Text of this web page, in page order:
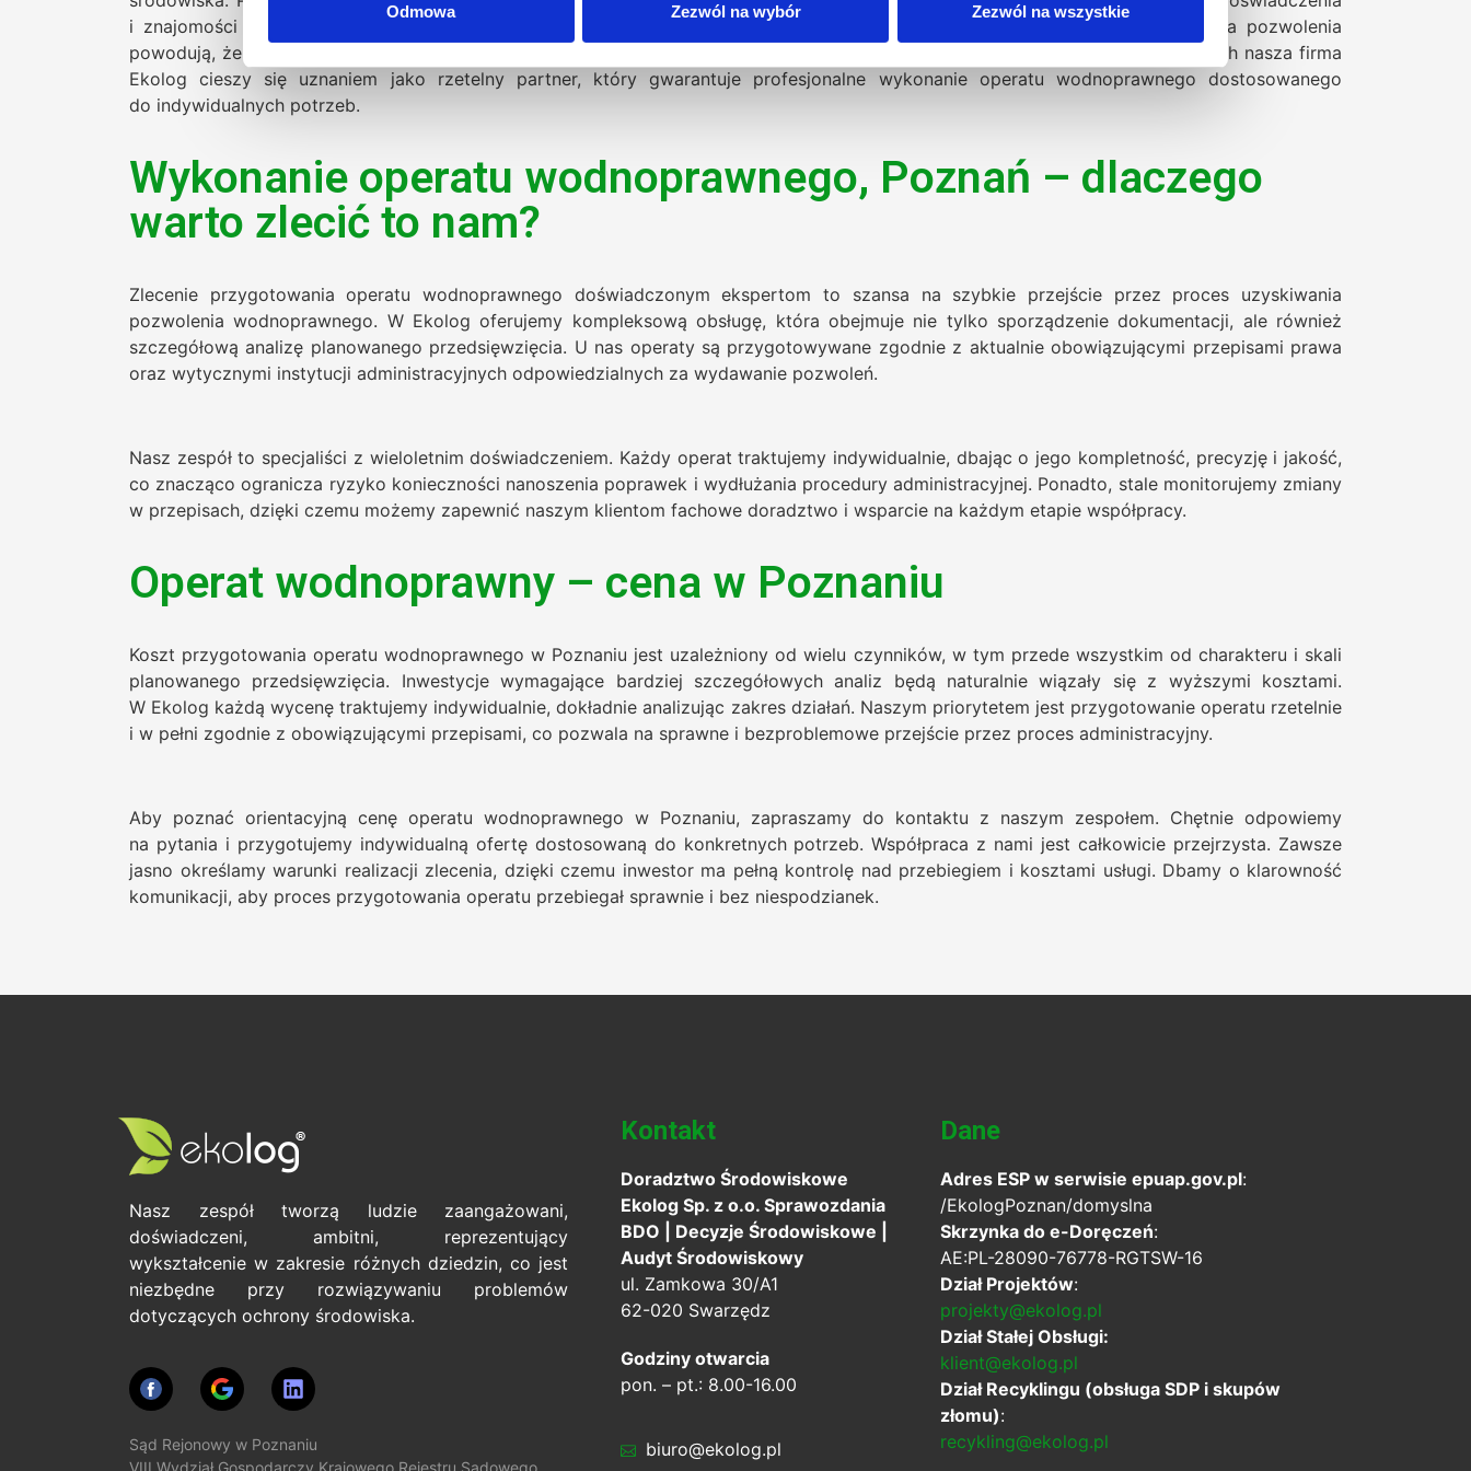
Odmowa Zezwól na wybór Zezwól na wszystkie
i znajomości obowiązujących przepisów. Złożoność procedury oraz ryzyko popełnienia błędów skutkujących odmową wydania pozwolenia
powodują, że coraz więcej inwestorów decyduje się na powierzenie tego zadania specjalistycznym firmom. W Poznaniu i okolicach nasza firma
Ekolog cieszy się uznaniem jako rzetelny partner, który gwarantuje profesjonalne wykonanie operatu wodnoprawnego dostosowanego
do indywidualnych potrzeb.
Wykonanie operatu wodnoprawnego, Poznań – dlaczego
warto zlecić to nam?
Zlecenie przygotowania operatu wodnoprawnego doświadczonym ekspertom to szansa na szybkie przejście przez proces uzyskiwania
pozwolenia wodnoprawnego. W Ekolog oferujemy kompleksową obsługę, która obejmuje nie tylko sporządzenie dokumentacji, ale również
szczegółową analizę planowanego przedsięwzięcia. U nas operaty są przygotowywane zgodnie z aktualnie obowiązującymi przepisami prawa
oraz wytycznymi instytucji administracyjnych odpowiedzialnych za wydawanie pozwoleń.
Nasz zespół to specjaliści z wieloletnim doświadczeniem. Każdy operat traktujemy indywidualnie, dbając o jego kompletność, precyzję i jakość,
co znacząco ogranicza ryzyko konieczności nanoszenia poprawek i wydłużania procedury administracyjnej. Ponadto, stale monitorujemy zmiany
w przepisach, dzięki czemu możemy zapewnić naszym klientom fachowe doradztwo i wsparcie na każdym etapie współpracy.
Operat wodnoprawny – cena w Poznaniu
Koszt przygotowania operatu wodnoprawnego w Poznaniu jest uzależniony od wielu czynników, w tym przede wszystkim od charakteru i skali
planowanego przedsięwzięcia. Inwestycje wymagające bardziej szczegółowych analiz będą naturalnie wiązały się z wyższymi kosztami.
W Ekolog każdą wycenę traktujemy indywidualnie, dokładnie analizując zakres działań. Naszym priorytetem jest przygotowanie operatu rzetelnie
i w pełni zgodnie z obowiązującymi przepisami, co pozwala na sprawne i bezproblemowe przejście przez proces administracyjny.
Aby poznać orientacyjną cenę operatu wodnoprawnego w Poznaniu, zapraszamy do kontaktu z naszym zespołem. Chętnie odpowiemy
na pytania i przygotujemy indywidualną ofertę dostosowaną do konkretnych potrzeb. Współpraca z nami jest całkowicie przejrzysta. Zawsze
jasno określamy warunki realizacji zlecenia, dzięki czemu inwestor ma pełną kontrolę nad przebiegiem i kosztami usługi. Dbamy o klarowność
komunikacji, aby proces przygotowania operatu przebiegał sprawnie i bez niespodzianek.
Nasz zespół tworzą ludzie zaangażowani,
doświadczeni, ambitni, reprezentujący
wykształcenie w zakresie różnych dziedzin, co jest
niezbędne przy rozwiązywaniu problemów
dotyczących ochrony środowiska.
Sąd Rejonowy w Poznaniu
VIII Wydział Gospodarczy Krajowego Rejestru Sądowego
Kontakt
Doradztwo Środowiskowe
Ekolog Sp. z o.o. Sprawozdania
BDO | Decyzje Środowiskowe |
Audyt Środowiskowy
ul. Zamkowa 30/A1
62-020 Swarzędz
Godziny otwarcia
pon. – pt.: 8.00-16.00
biuro@ekolog.pl
Dane
Adres ESP w serwisie epuap.gov.pl:
/EkologPoznan/domyslna
Skrzynka do e-Doręczeń:
AE:PL-28090-76778-RGTSW-16
Dział Projektów:
projekty@ekolog.pl
Dział Stałej Obsługi:
klient@ekolog.pl
Dział Recyklingu (obsługa SDP i skupów
złomu):
recykling@ekolog.pl